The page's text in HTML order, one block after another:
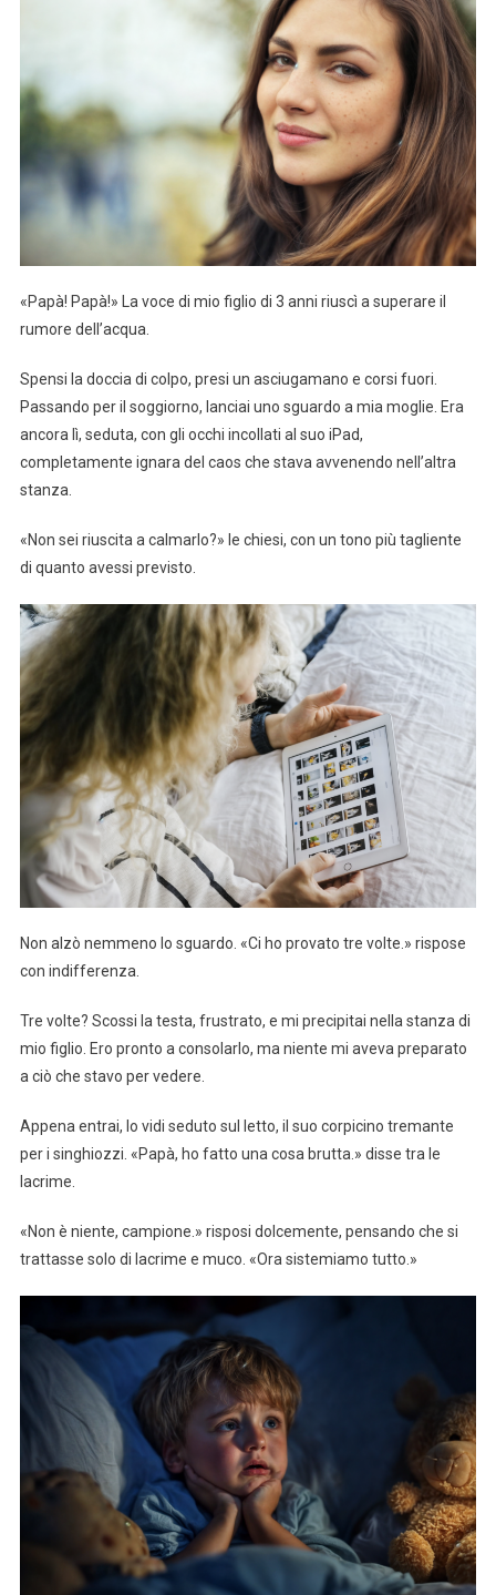
«Papà! Papà!» La voce di mio figlio di 3 anni riuscì a superare il
rumore dell’acqua.
Spensi la doccia di colpo, presi un asciugamano e corsi fuori.
Passando per il soggiorno, lanciai uno sguardo a mia moglie. Era
ancora lì, seduta, con gli occhi incollati al suo iPad,
completamente ignara del caos che stava avvenendo nell’altra
stanza.
«Non sei riuscita a calmarlo?» le chiesi, con un tono più tagliente
di quanto avessi previsto.
Non alzò nemmeno lo sguardo. «Ci ho provato tre volte.» rispose
con indifferenza.
Tre volte? Scossi la testa, frustrato, e mi precipitai nella stanza di
mio figlio. Ero pronto a consolarlo, ma niente mi aveva preparato
a ciò che stavo per vedere.
Appena entrai, lo vidi seduto sul letto, il suo corpicino tremante
per i singhiozzi. «Papà, ho fatto una cosa brutta.» disse tra le
lacrime.
«Non è niente, campione.» risposi dolcemente, pensando che si
trattasse solo di lacrime e muco. «Ora sistemiamo tutto.»